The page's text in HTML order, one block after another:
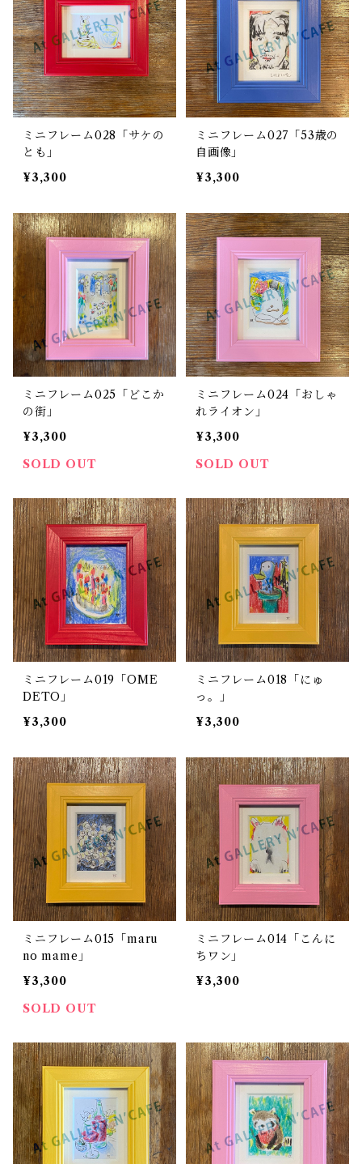
ミニフレーム028「サケの
とも」
¥3,300
ミニフレーム027「53歳の
自画像」
¥3,300
ミニフレーム025「どこか
の街」
¥3,300
SOLD OUT
ミニフレーム024「おしゃ
れライオン」
¥3,300
SOLD OUT
ミニフレーム019「OME
DETO」
¥3,300
ミニフレーム018「にゅ
っ。」
¥3,300
ミニフレーム015「maru
no mame」
¥3,300
SOLD OUT
ミニフレーム014「こんに
ちワン」
¥3,300